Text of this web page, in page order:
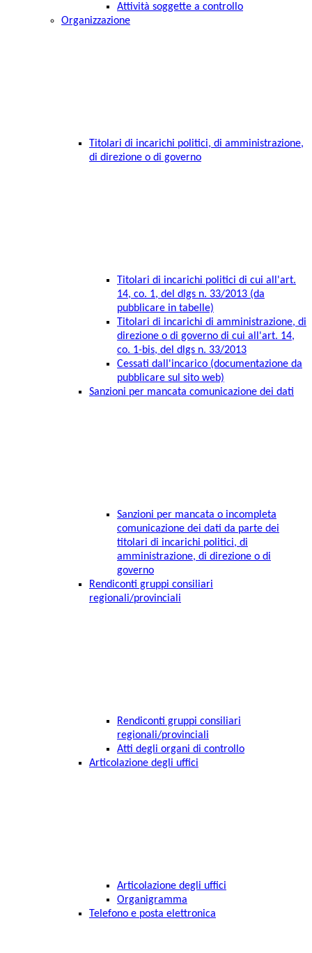
Attività soggette a controllo
Organizzazione
Titolari di incarichi politici, di amministrazione,
di direzione o di governo
Titolari di incarichi politici di cui all'art.
14, co. 1, del dlgs n. 33/2013 (da
pubblicare in tabelle)
Titolari di incarichi di amministrazione, di
direzione o di governo di cui all'art. 14,
co. 1-bis, del dlgs n. 33/2013
Cessati dall'incarico (documentazione da
pubblicare sul sito web)
Sanzioni per mancata comunicazione dei dati
Sanzioni per mancata o incompleta
comunicazione dei dati da parte dei
titolari di incarichi politici, di
amministrazione, di direzione o di
governo
Rendiconti gruppi consiliari
regionali/provinciali
Rendiconti gruppi consiliari
regionali/provinciali
Atti degli organi di controllo
Articolazione degli uffici
Articolazione degli uffici
Organigramma
Telefono e posta elettronica